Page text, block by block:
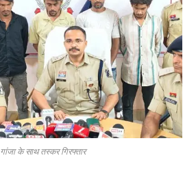
गांजा के साथ तस्कर गिरफ्तार